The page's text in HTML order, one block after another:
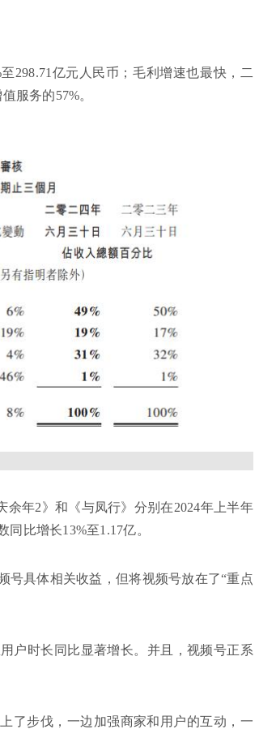
298.71亿元人民币；毛利增速也最快，二
服务的57%。
余年2》和《与凤行》分别在2024年上半年
比增长13%至1.17亿。
号具体相关收益，但将视频号放在了“重点
户时长同比显著增长。并且，视频号正系
了步伐，一边加强商家和用户的互动，一